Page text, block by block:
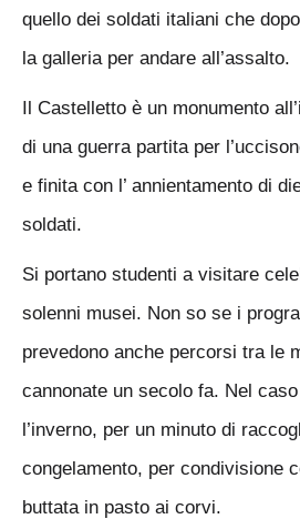
quello dei soldati italiani che
la galleria per andare all’assalto.
Il Castelletto è un monumento
di una guerra partita per
e finita con l’ annientamento di
soldati.
Si portano studenti a visitare
solenni musei. Non so se i
prevedono anche percorsi tra le
cannonate un secolo fa. Nel
l’inverno, per un minuto di
congelamento, per condivisione
buttata in pasto ai corvi.